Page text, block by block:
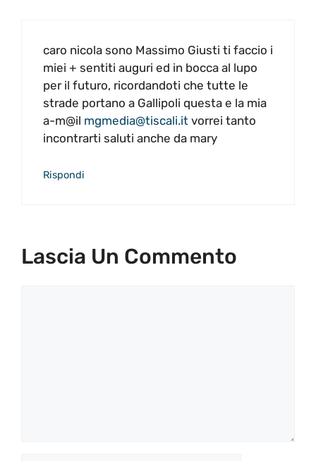
caro nicola sono Massimo Giusti ti faccio i
miei + sentiti auguri ed in bocca al lupo
per il futuro, ricordandoti che tutte le
strade portano a Gallipoli questa e la mia
a-m@il mgmedia@tiscali.it vorrei tanto
incontrarti saluti anche da mary
Rispondi
Lascia Un Commento